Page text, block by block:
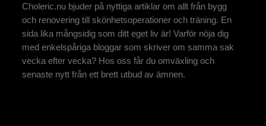
Choleric.nu bjuder på nyttiga artiklar om allt från bygg
och renovering till skönhetsoperationer och träning. En
sida lika mångsidig som ditt eget liv är! Varför nöja dig
med enkelspåriga bloggar som skriver om samma sak
vecka efter vecka? Hos oss får du omväxling och
senaste nytt från ett brett utbud av ämnen.